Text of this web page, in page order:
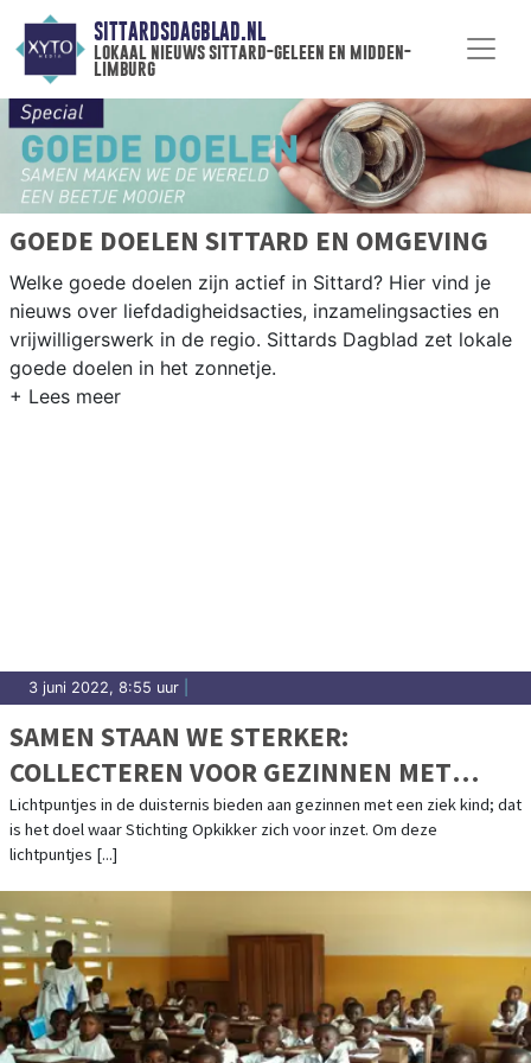
SITTARDSDAGBLAD.NL
lokaal nieuws sittard-geleen en midden-
limburg
GOEDE DOELEN SITTARD EN OMGEVING
Welke goede doelen zijn actief in Sittard? Hier vind je
nieuws over liefdadigheidsacties, inzamelingsacties en
vrijwilligerswerk in de regio. Sittards Dagblad zet lokale
goede doelen in het zonnetje.
3 juni 2022, 8:55 uur
SAMEN STAAN WE STERKER:
COLLECTEREN VOOR GEZINNEN MET
ZIEKE KINDEREN IN NEDERLAND!
Lichtpuntjes in de duisternis bieden aan gezinnen met een ziek kind; dat
is het doel waar Stichting Opkikker zich voor inzet. Om deze
lichtpuntjes [...]